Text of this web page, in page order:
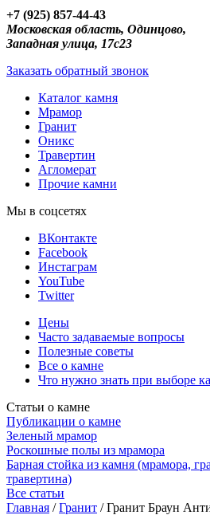
+7 (925) 857-44-43
Московская область, Одинцово,
Западная улица, 17с23
Заказать обратный звонок
Каталог камня
Мрамор
Гранит
Оникс
Травертин
Агломерат
Прочие камни
Мы в соцсетях
ВКонтакте
Facebook
Инстаграм
YouTube
Twitter
Цены
Часто задаваемые вопросы
Полезные советы
Все о камне
Что нужно знать при выборе
Статьи о камне
Публикации о камне
Зеленый мрамор
Роскошные полы из мрамора
Барная стойка из камня (мрамора,
травертина)
Все статьи
Главная / Гранит / Гранит Браун